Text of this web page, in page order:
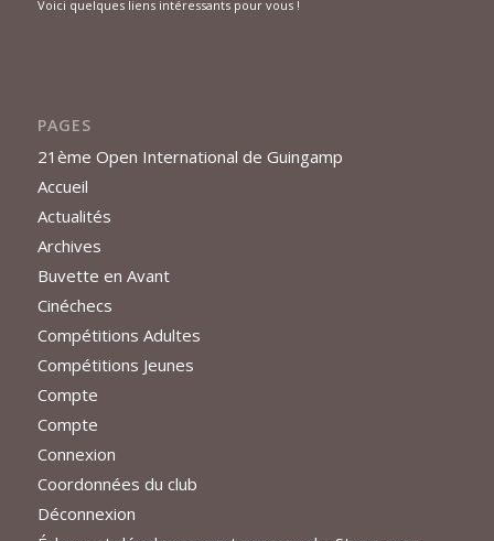
Voici quelques liens intéressants pour vous !
PAGES
21ème Open International de Guingamp
Accueil
Actualités
Archives
Buvette en Avant
Cinéchecs
Compétitions Adultes
Compétitions Jeunes
Compte
Compte
Connexion
Coordonnées du club
Déconnexion